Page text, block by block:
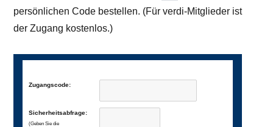
persönlichen Code bestellen. (Für verdi-Mitglieder ist
der Zugang kostenlos.)
Zugangscode:
Sicherheitsabfrage:
(Geben Sie die